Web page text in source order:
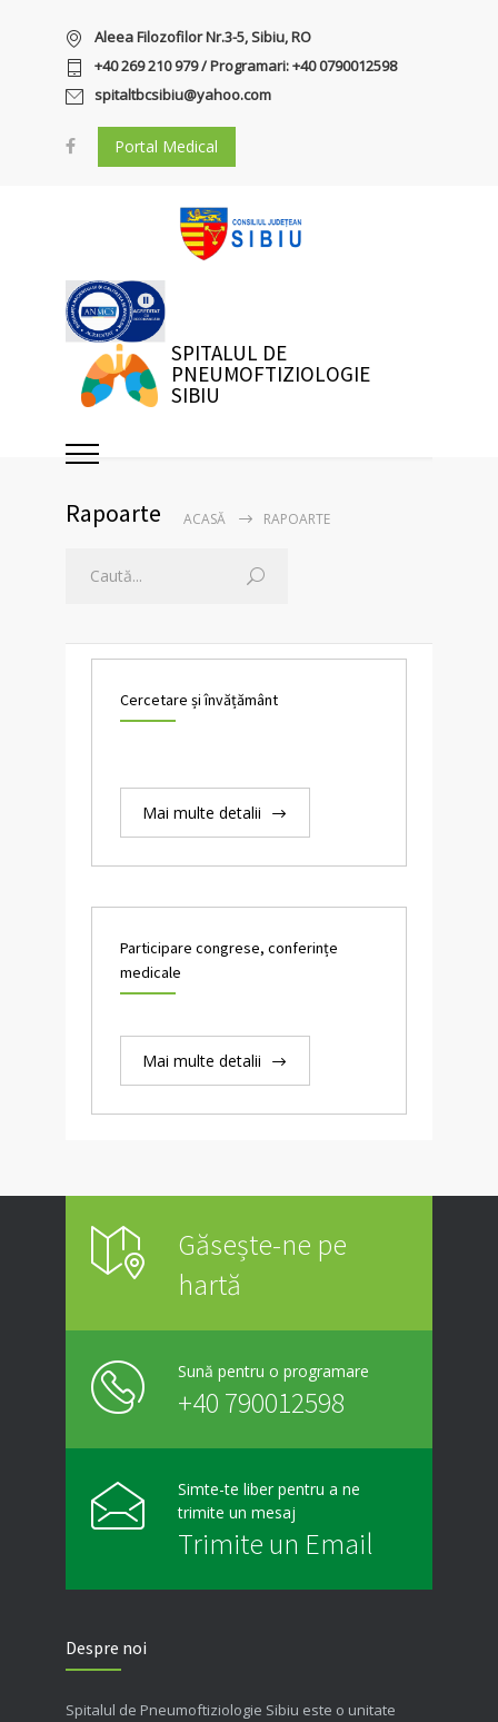
Aleea Filozofilor Nr.3-5, Sibiu, RO
+40 269 210 979 / Programari: +40 0790012598
spitaltbcsibiu@yahoo.com
Portal Medical
SPITALUL DE
PNEUMOFTIZIOLOGIE
SIBIU
Rapoarte ACASĂ RAPOARTE
Cercetare și învățământ
Mai multe detalii
Participare congrese, conferințe
medicale
Mai multe detalii
Găsește-ne pe
hartă
Sună pentru o programare
+40 790012598
Simte-te liber pentru a ne
trimite un mesaj
Trimite un Email
Despre noi
Spitalul de Pneumoftiziologie Sibiu este o unitate